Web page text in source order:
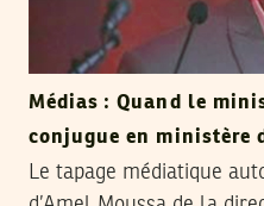
Médias : Quand le
conjugue en ministère
Le tapage médiatique